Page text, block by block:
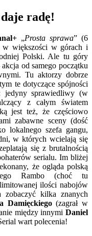
radę!
„Prosta sprawa” (6
w większości w górach i
Polski. Ale tu góry
od samego początku
Tu aktorzy dobrze
te dotyczące spójności
jedyny sprawiedliwy (w
z całym światem
jest też, że częściowo
zabawne sceny (dość
lokalnego szefa gangu,
w których wcielają się
się z brutalnością
serialu. Im bliżej
że ogląda polską
Rambo (choć tu
ilości nabojów
zobaczyć kilka znanych
Damięckiego(zagrał w
między innymi Daniel
wart polecenia!